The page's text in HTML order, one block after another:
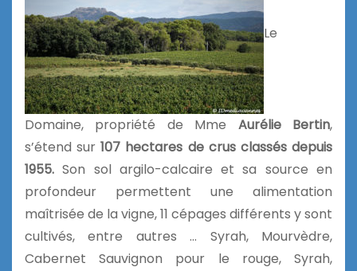
Le
Domaine, propriété de Mme Aurélie Bertin,
s’étend sur 107 hectares de crus classés depuis
1955. Son sol argilo-calcaire et sa source en
profondeur permettent une alimentation
maîtrisée de la vigne, 11 cépages différents y sont
cultivés, entre autres … Syrah, Mourvèdre,
Cabernet Sauvignon pour le rouge, Syrah,